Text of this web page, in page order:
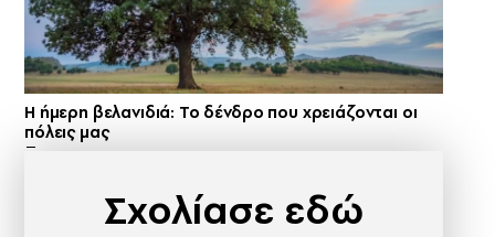
Η ήμερη βελανιδιά: Το δένδρο που χρειάζονται οι
πόλεις μας
Σχολίασε εδώ